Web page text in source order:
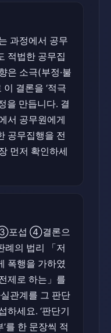
과정에서 공무
적법한 공무집
은 소극(부정·불
결론을 ‘적극
을 만듭니다. 결
서 공무원에게
공무집행을 전
먼저 확인하세
포섭 ④결론으
례의 법리 「저
폭행을 가하였
제로 하는」를
관계를 그 판단
하세요. ‘판단기
를 한 문장씩 적